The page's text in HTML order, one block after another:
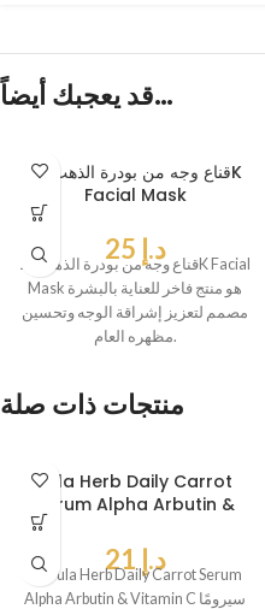
قد يعجبك أيضاً…
قناع وجه من بودرة الذهب24K
Facial Mask
د.إ
قناع وجه من بودرة الذهب 24K Facial
Mask هو منتج فاخر للعناية بالبشرة
مصمم لتعزيز إشراقة الوجه وتحسين
مظهره العام.
منتجات ذات صلة
Jula Herb Daily Carrot
Serum Alpha Arbutin &
د.إ
يُعد Jula Herb Daily Carrot Serum
Alpha Arbutin & Vitamin C سيرومًا